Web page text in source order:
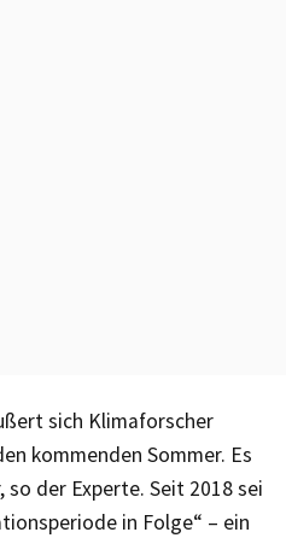
sich Klimaforscher
kommenden Sommer. Es
der Experte. Seit 2018 sei
in Folge“ – ein